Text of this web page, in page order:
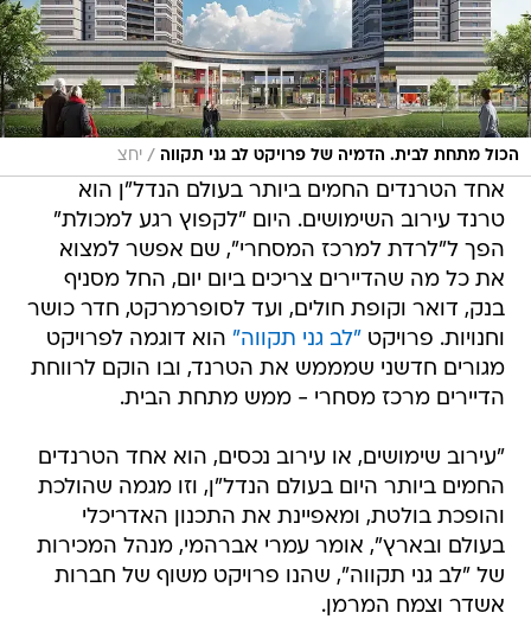
הכול מתחת לבית. הדמיה של פרויקט לב גני תקווה / יחצ
אחד הטרנדים החמים ביותר בעולם הנדל"ן הוא
טרנד עירוב השימושים. היום "לקפוץ רגע למכולת"
הפך ל"לרדת למרכז המסחרי", שם אפשר למצוא
את כל מה שהדיירים צריכים ביום יום, החל מסניף
בנק, דואר וקופת חולים, ועד לסופרמרקט, חדר כושר
וחנויות. פרויקט "לב גני תקווה" הוא דוגמה לפרויקט
מגורים חדשני שמממש את הטרנד, ובו הוקם לרווחת
הדיירים מרכז מסחרי - ממש מתחת הבית.
"עירוב שימושים, או עירוב נכסים, הוא אחד הטרנדים
החמים ביותר היום בעולם הנדל"ן, וזו מגמה שהולכת
והופכת בולטת, ומאפיינת את התכנון האדריכלי
בעולם ובארץ", אומר עמרי אברהמי, מנהל המכירות
של "לב גני תקווה", שהנו פרויקט משוף של חברות
אשדר וצמח המרמן.